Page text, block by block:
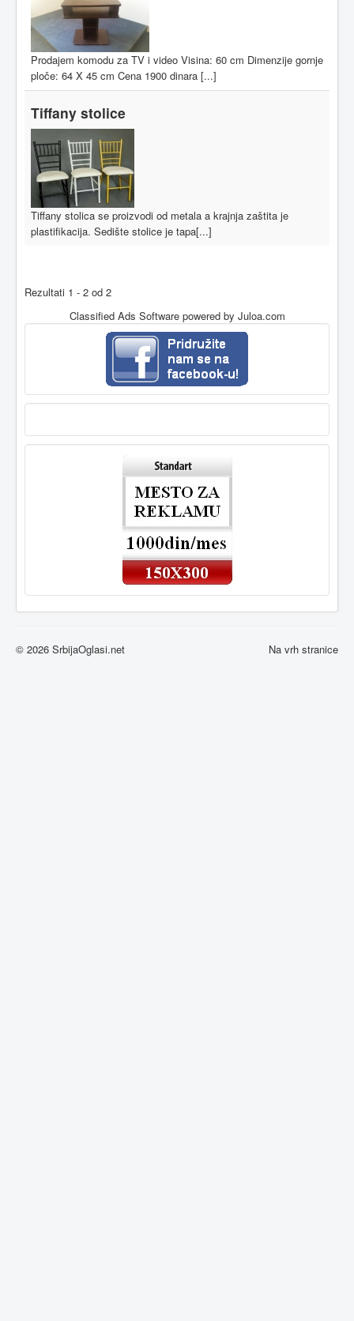
Prodajem komodu za TV i video Visina: 60 cm Dimenzije gornje
ploče: 64 X 45 cm Cena 1900 dinara [...]
Tiffany stolice
Tiffany stolica se proizvodi od metala a krajnja zaštita je
plastifikacija. Sedište stolice je tapa[...]
Rezultati 1 - 2 od 2
Classified Ads Softwarepowered by Juloa.com
Na vrh stranice
© 2026 SrbijaOglasi.net